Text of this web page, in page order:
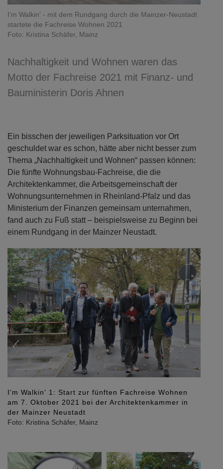
I'm Walkin' - mit dem Rundgang durch die Mainzer-Neustadt
startete die Fachreise Wohnen 2021
Foto: Kristina Schäfer, Mainz
Nachhaltigkeit und Wohnen waren das
Motto der Fachreise 2021 mit Finanz- und
Bauministerin Doris Ahnen
Ein bisschen der jeweiligen Parksituation vor Ort
geschuldet war es schon, hätte aber nicht besser zum
Thema „Nachhaltigkeit und Wohnen“ passen können:
Die fünfte Wohnungsbau-Fachreise, die die
Architektenkammer, die Arbeitsgemeinschaft der
Wohnungsunternehmen in Rheinland-Pfalz und das
Ministerium der Finanzen gemeinsam unternahmen,
fand auch zu Fuß statt – beispielsweise zu Beginn bei
einem Rundgang in der Mainzer Neustadt.
Drei Projekte der Mainzer Wohnbau in
unterschiedlichen Projektphasen von „vollständig
bezogen“ über „Rohbau“ bis zu „archäologische
Grabung im Gang“ reihten sich an den Weg durch
Previous Next